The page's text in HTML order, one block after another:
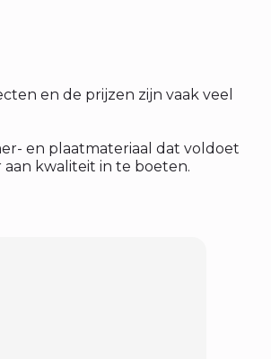
en de prijzen zijn vaak veel
en plaatmateriaal dat voldoet
kwaliteit in te boeten.